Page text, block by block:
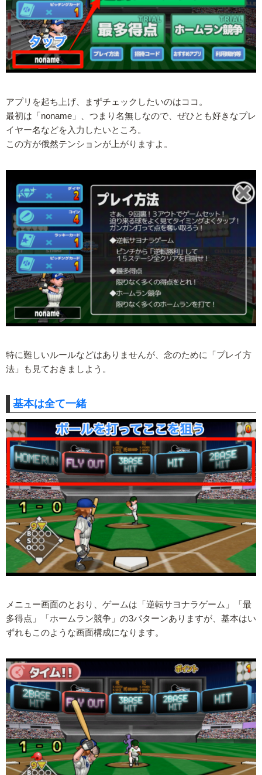
アプリを起ち上げ、まずチェックしたいのはココ。
最初は「noname」、つまり名無しなので、ぜひとも好きなプレ
イヤー名などを入力したいところ。
この方が俄然テンションが上がりますよ。
特に難しいルールなどはありませんが、念のために「プレイ方
法」も見ておきましよう。
基本は全て一緒
メニュー画面のとおり、ゲームは「逆転サヨナラゲーム」「最
多得点」「ホームラン競争」の3パターンありますが、基本はい
ずれもこのような画面構成になります。